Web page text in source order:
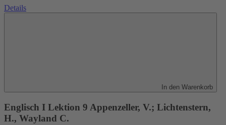
Details
In den Warenkorb
Englisch I Lektion 9 Appenzeller, V.; Lichtenstern,
H., Wayland C.